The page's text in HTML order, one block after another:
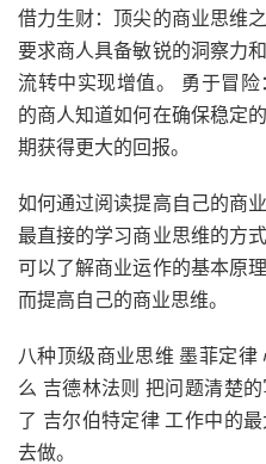
借力生财：顶尖的商业思维
要求商人具备敏锐的洞察力
流转中实现增值。 勇于冒
的商人知道如何在确保稳定
期获得更大的回报。
如何通过阅读提高自己的商
最直接的学习商业思维的方
可以了解商业运作的基本原
而提高自己的商业思维。
八种顶级商业思维 墨菲定
么 吉德林法则 把问题清楚
了 吉尔伯特定律 工作中的
去做。